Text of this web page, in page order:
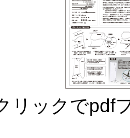
リックでpdf